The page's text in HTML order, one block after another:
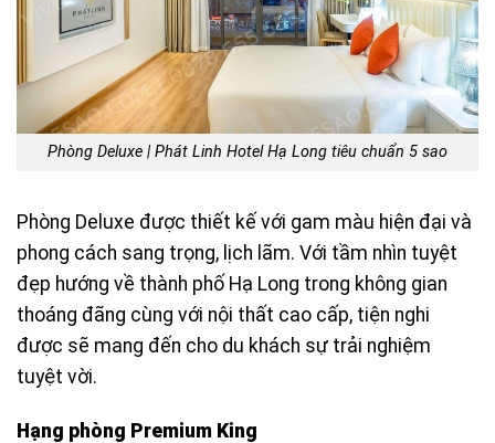
Phòng Deluxe | Phát Linh Hotel Hạ Long tiêu chuẩn 5 sao
Phòng Deluxe được thiết kế với gam màu hiện đại và
phong cách sang trọng, lịch lãm. Với tầm nhìn tuyệt
đẹp hướng về thành phố Hạ Long trong không gian
thoáng đãng cùng với nội thất cao cấp, tiện nghi
được sẽ mang đến cho du khách sự trải nghiệm
tuyệt vời.
Hạng phòng Premium King